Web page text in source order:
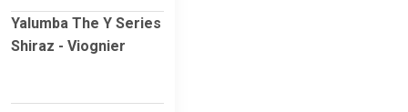
Yalumba The Y Series
Shiraz - Viognier